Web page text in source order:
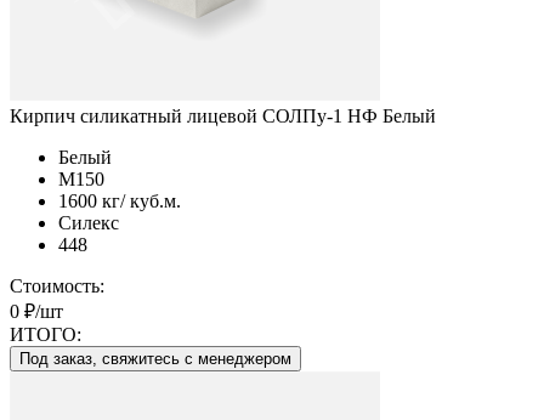
Кирпич силикатный лицевой СОЛПу-1 НФ Белый
Белый
М150
1600 кг/ куб.м.
Силекс
448
Стоимость:
0 ₽/шт
ИТОГО:
Под заказ, свяжитесь с менеджером